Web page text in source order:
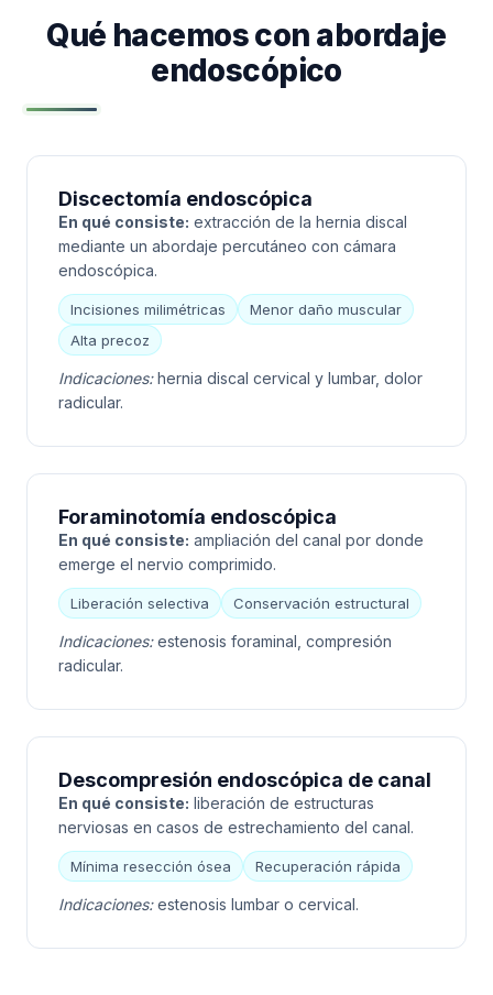
Qué hacemos con abordaje
endoscópico
Discectomía endoscópica
En qué consiste: extracción de la hernia discal
mediante un abordaje percutáneo con cámara
endoscópica.
Incisiones milimétricas
Menor daño muscular
Alta precoz
Indicaciones:hernia discal cervical y lumbar, dolor
radicular.
Foraminotomía endoscópica
En qué consiste: ampliación del canal por donde
emerge el nervio comprimido.
Liberación selectiva Conservación estructural
Indicaciones:estenosis foraminal, compresión
radicular.
Descompresión endoscópica de canal
En qué consiste: liberación de estructuras
nerviosas en casos de estrechamiento del canal.
Mínima resección ósea Recuperación rápida
Indicaciones:estenosis lumbar o cervical.